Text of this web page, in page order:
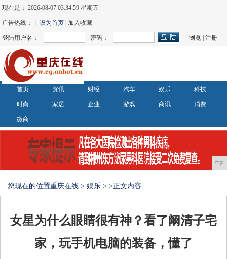
现在是：2026-08-07 03:34:59 星期五
广告热线： |设为首页 | 加入收藏
登陆用户名： 密码： 浏览 |注册
首页 资讯 财经 汽车 娱乐 科技
时尚 家居 企业 游戏 商讯 消费
微商
广告
您现在的位置重庆在线 > 娱乐 > >正文内容
女星为什么眼睛很有神？看了阚清子宅
家，玩手机电脑的装备，懂了